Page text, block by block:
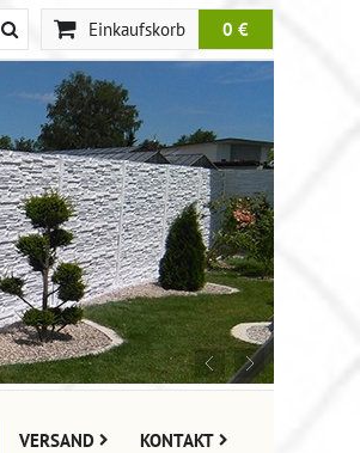
Einkaufskorb 0 €
VERSAND KONTAKT